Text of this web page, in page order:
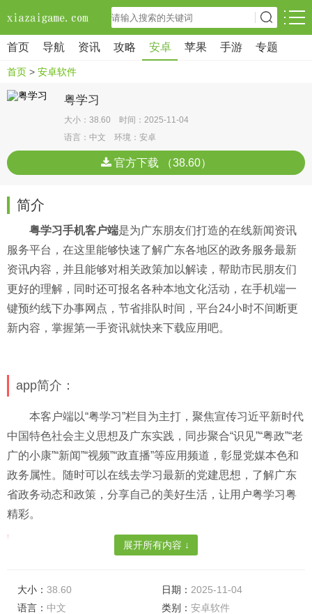
首页 导航 资讯 攻略 安卓 苹果 手游 专题
首页 > 安卓软件
粤学习
大小：38.60 时间：2025-11-04
语言：中文 环境：安卓
官方下载 （38.60）
简介
粤学习手机客户端是为广东朋友们打造的在线新闻资讯
服务平台，在这里能够快速了解广东各地区的政务服务最新
资讯内容，并且能够对相关政策加以解读，帮助市民朋友们
更好的理解，同时还可报名各种本地文化活动，在手机端一
键预约线下办事网点，节省排队时间，平台24小时不间断更
新内容，掌握第一手资讯就快来下载应用吧。
app简介：
本客户端以“粤学习”栏目为主打，聚焦宣传习近平新时代
中国特色社会主义思想及广东实践，同步聚合“识见”“粤政”“老
广的小康”“新闻”“视频”“政直播”等应用频道，彰显党媒本色和
政务属性。随时可以在线去学习最新的党建思想，了解广东
省政务动态和政策，分享自己的美好生活，让用户粤学习粤
精彩。
轻松的就在软件内找到自己需要资讯。
展开所有内容 ↓
大小： 38.60 日期： 2025-11-04
语言： 中文 类别： 安卓软件